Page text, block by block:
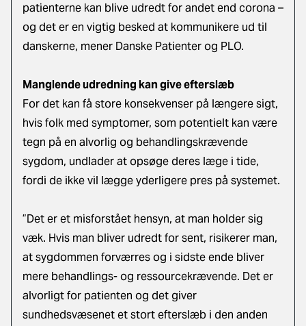
patienterne kan blive udredt for andet end corona –
og det er en vigtig besked at kommunikere ud til
danskerne, mener Danske Patienter og PLO.
Manglende udredning kan give efterslæb
For det kan få store konsekvenser på længere sigt,
hvis folk med symptomer, som potentielt kan være
tegn på en alvorlig og behandlingskrævende
sygdom, undlader at opsøge deres læge i tide,
fordi de ikke vil lægge yderligere pres på systemet.
”Det er et misforstået hensyn, at man holder sig
væk. Hvis man bliver udredt for sent, risikerer man,
at sygdommen forværres og i sidste ende bliver
mere behandlings- og ressourcekrævende. Det er
alvorligt for patienten og det giver
sundhedsvæsenet et stort efterslæb i den anden